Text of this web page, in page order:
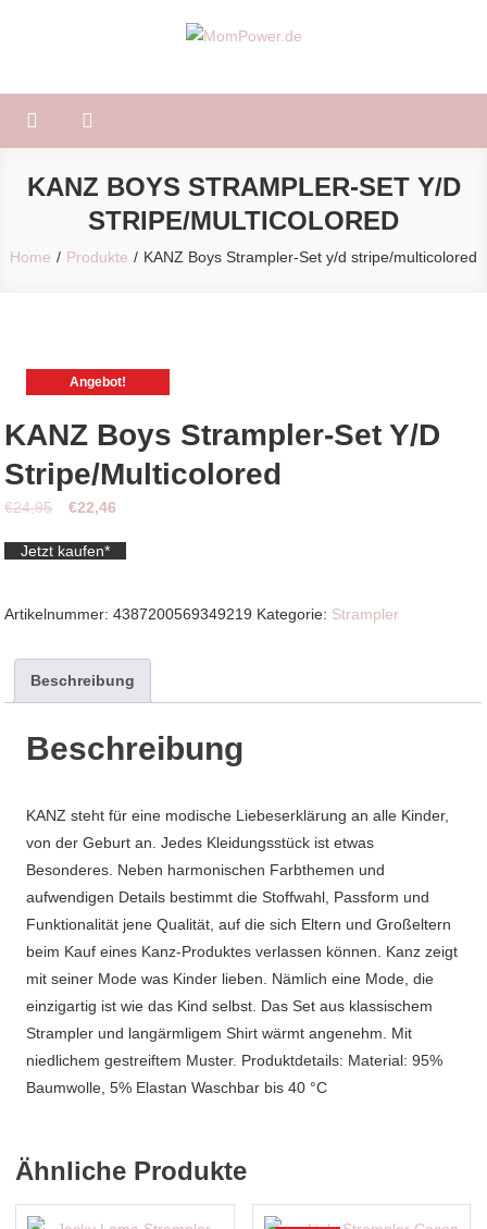
KANZ BOYS STRAMPLER-SET Y/D
STRIPE/MULTICOLORED
Home Produkte KANZ Boys Strampler-Set y/d stripe/multicolored
Angebot!
KANZ Boys Strampler-Set Y/d
Stripe/multicolored
€24,95
Ursprünglicher
war:
€22,46
ist:
Jetzt kaufen*
Artikelnummer:4387200569349219 Kategorie: Strampler
Beschreibung
Beschreibung
KANZ steht für eine modische Liebeserklärung an alle Kinder,
von der Geburt an. Jedes Kleidungsstück ist etwas
Besonderes. Neben harmonischen Farbthemen und
aufwendigen Details bestimmt die Stoffwahl, Passform und
Funktionalität jene Qualität, auf die sich Eltern und Großeltern
beim Kauf eines Kanz-Produktes verlassen können. Kanz zeigt
mit seiner Mode was Kinder lieben. Nämlich eine Mode, die
einzigartig ist wie das Kind selbst. Das Set aus klassischem
Strampler und langärmligem Shirt wärmt angenehm. Mit
niedlichem gestreiftem Muster. Produktdetails: Material: 95%
Baumwolle, 5% Elastan Waschbar bis 40 °C
Ähnliche Produkte